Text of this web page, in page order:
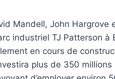
Mandell, John Hargrove
industriel TJ Patterson à
en cours de
plus de 350